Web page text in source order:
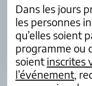
Dans les jours
les personnes
qu’elles soient
programme ou
soientinscrites
l’événement,